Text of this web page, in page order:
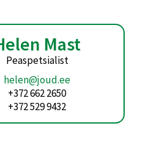
Mast
Peaspetsialist
helen@joud.ee
+372 662 2650
+372 529 9432